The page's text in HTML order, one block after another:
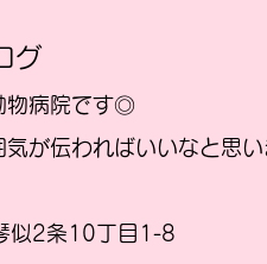
グ
物病院です◎
が伝わればいいなと思い
似2条10丁目1-8